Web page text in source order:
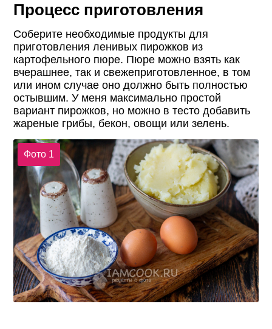
Процесс приготовления
Соберите необходимые продукты для
приготовления ленивых пирожков из
картофельного пюре. Пюре можно взять как
вчерашнее, так и свежеприготовленное, в том
или ином случае оно должно быть полностью
остывшим. У меня максимально простой
вариант пирожков, но можно в тесто добавить
жареные грибы, бекон, овощи или зелень.
Фото 1